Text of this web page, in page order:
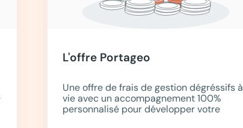
L'offre Portageo
Une offre de frais de gestion dégréssifs à
vie avec un accompagnement 100%
personnalisé pour développer votre